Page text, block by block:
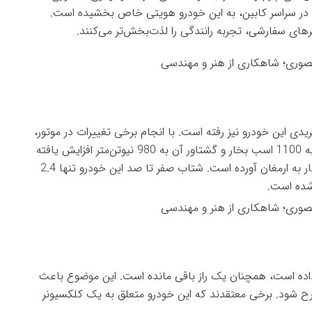
سراسر کابین، به این خودرو هویتی خاص بخشیده است.
سفارشی، تجربه رانندگی را لذت‌بخش‌تر می‌کنند.
این خودرو نیز رفته است. با انجام برخی تغییرات در موتور،
توربوشارژرها و سیستم اگزوز، قدرت خروجی این خودرو به 1100 اسب بخار و گشتاور آن به 980 نیوتن‌متر افزایش یافته
است. این ارقام، عملکردی شگفت‌انگیز را برای این سوپرکار به ارمغان آورده است. شتاب صفر تا صد این خودرو تنها 2.4
است، همچنان یک راز باقی مانده است. این موضوع باعث
شود. برخی معتقدند که این خودرو متعلق به یک کلکسیونر